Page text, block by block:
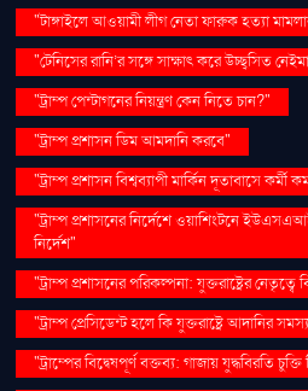
"টাঙ্গাইলে আওয়ামী লীগ নেতা ফারুক হত্যা
"টেনিসের রানি’র সঙ্গে সাক্ষাৎ করে উচ্ছ্বসিত
"ট্রাম্প পেন্টাগনের নিয়ন্ত্রণ কেন নিতে চান?"
"ট্রাম্প প্রশাসন ডিম আমদানি করবে"
"ট্রাম্প প্রশাসন বিশ্বব্যাপী মার্কিন দূতাবাসে কর্মী
"ট্রাম্প প্রশাসনের নির্দেশে ওয়াশিংটনে
নির্দেশ"
"ট্রাম্প প্রশাসনের পরিকল্পনা: যুক্তরাষ্ট্রের নেতৃত্বে
"ট্রাম্প প্রেসিডেন্ট হলে কি যুক্তরাষ্ট্রে আদানির
"ট্রাম্পের বিদ্বেষপূর্ণ বক্তব্য: গাজায় যুদ্ধবিরতি